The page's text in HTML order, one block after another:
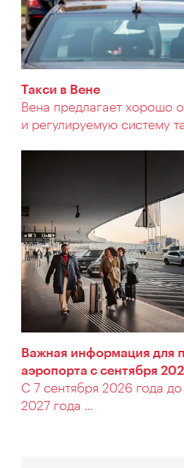
Такси в Вене
Вена предлагает хорошо
и регулируемую систему
Важная информация для
аэропорта с сентября
С 7 сентября 2026 года
2027 года ...